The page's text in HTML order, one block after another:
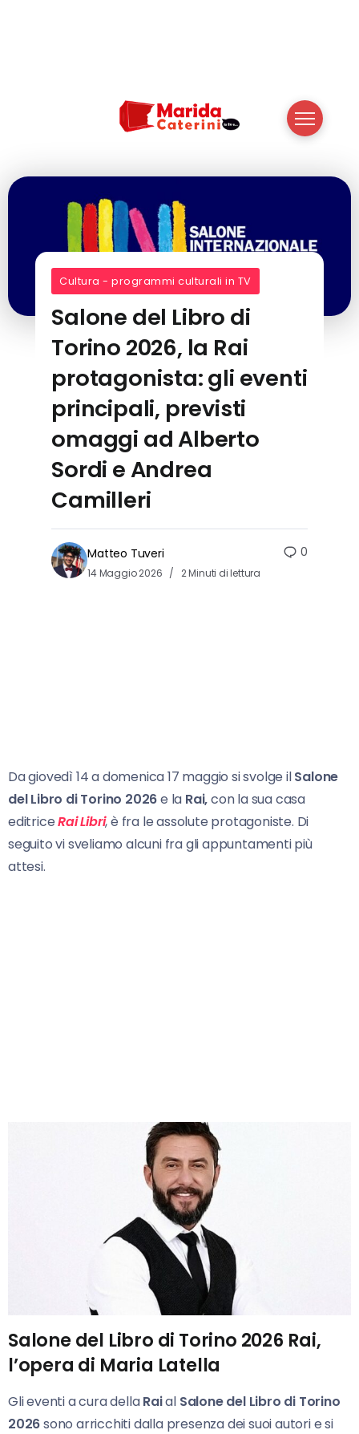
Cultura - programmi culturali in TV
Salone del Libro di
Torino 2026, la Rai
protagonista: gli eventi
principali, previsti
omaggi ad Alberto
Sordi e Andrea
Camilleri
Matteo Tuveri
14 Maggio 2026 2 Minuti di lettura
0
Da giovedì 14 a domenica 17 maggio si svolge ilSalone
del Libro di Torino 2026e la Rai,con la sua casa
editriceRai Libri, è fra le assolute protagoniste. Di
seguito vi sveliamo alcuni fra gli appuntamenti più
attesi.
Salone del Libro di Torino 2026 Rai,
l’opera di Maria Latella
Gli eventi a cura dellaRaial Salone del Libro di Torino
2026sono arricchiti dalla presenza dei suoi autori e si